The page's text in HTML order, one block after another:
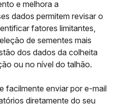
e melhora a
dados permitem revisar o
fatores limitantes,
de sementes mais
dos dados da colheita
ou no nível do talhão.
facilmente enviar por e-mail
diretamente do seu